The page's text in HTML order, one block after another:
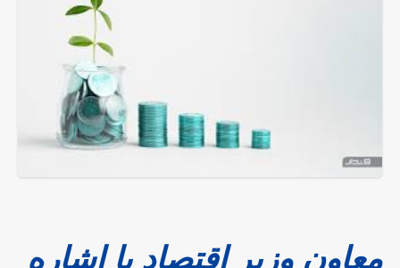
معاون وزیر اقتصاد با اشاره